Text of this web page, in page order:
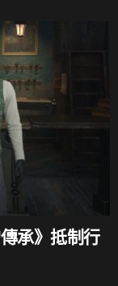
承》抵制行